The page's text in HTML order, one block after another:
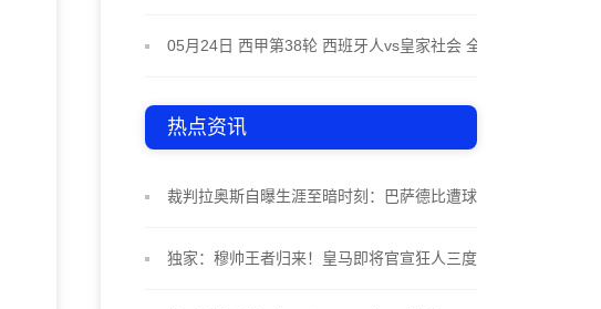
05月24日 西甲第38轮 西班牙人vs皇家社会 全场录像
热点资讯
裁判拉奥斯自曝生涯至暗时刻：巴萨德比遭球员言语
独家：穆帅王者归来！皇马即将官宣狂人三度执掌银